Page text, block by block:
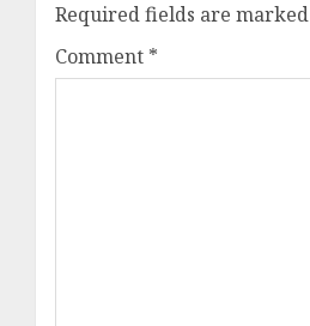
Required fields are marked
Comment *